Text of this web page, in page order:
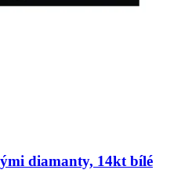
diamanty, 14kt bílé